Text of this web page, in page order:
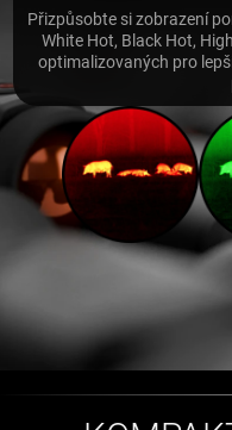
Přizpůsobte si zobrazení
White Hot, Black Hot,
optimalizovaných pro